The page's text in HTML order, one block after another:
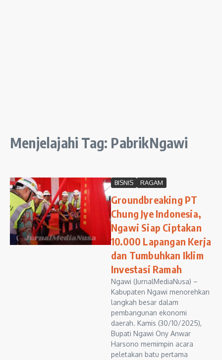
Menjelajahi Tag: PabrikNgawi
BISNIS RAGAM
Groundbreaking PT
Chung Jye Indonesia,
Ngawi Siap Ciptakan
10.000 Lapangan Kerja
dan Tumbuhkan Iklim
Investasi Ramah
Ngawi (JurnalMediaNusa) –
Kabupaten Ngawi menorehkan
langkah besar dalam
pembangunan ekonomi
daerah. Kamis (30/10/2025),
Bupati Ngawi Ony Anwar
Harsono memimpin acara
peletakan batu pertama